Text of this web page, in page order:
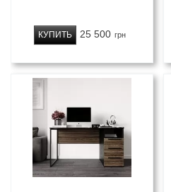
25 500 грн
КУПИТЬ